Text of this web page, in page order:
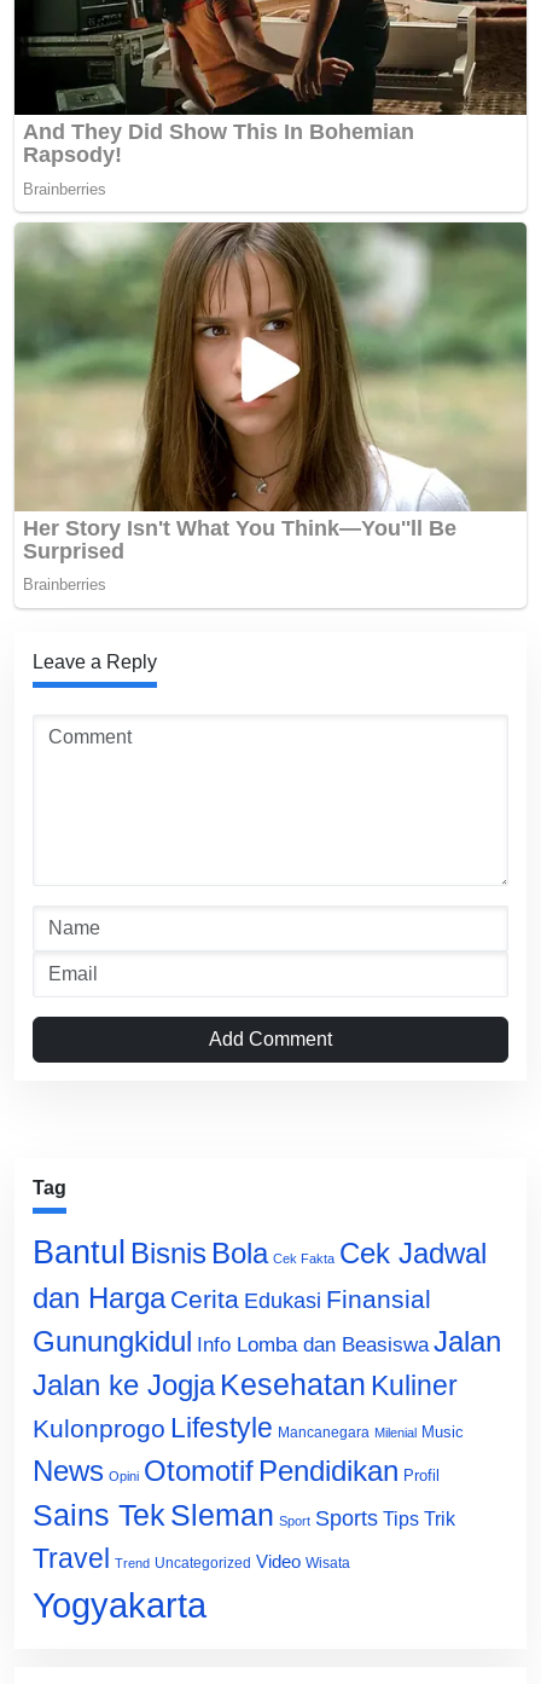
Leave a Reply
Add Comment
Tag
Bantul Bisnis Bola Cek Fakta Cek Jadwal
dan Harga Cerita Edukasi Finansial
Gunungkidul Info Lomba dan Beasiswa Jalan
Jalan ke Jogja Kesehatan Kuliner
Kulonprogo Lifestyle Mancanegara Milenial Music
News Opini Otomotif Pendidikan Profil
Sains Tek Sleman Sport Sports Tips Trik
Travel Trend Uncategorized Video Wisata
Yogyakarta